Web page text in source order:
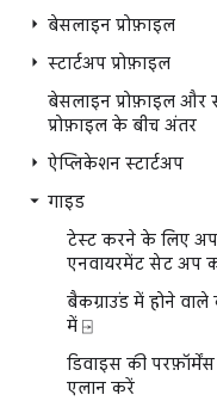
बेसलाइन प्रोफ़ाइल
स्टार्टअप प्रोफ़ाइल
बेसलाइन प्रोफ़ाइल और
प्रोफ़ाइल के बीच अंतर
ऐप्लिकेशन स्टार्टअप
गाइड
टेस्ट करने के लिए
एनवायरमेंट सेट अप
बैकग्राउंड में होने
में ⍈
डिवाइस की
एलान करें